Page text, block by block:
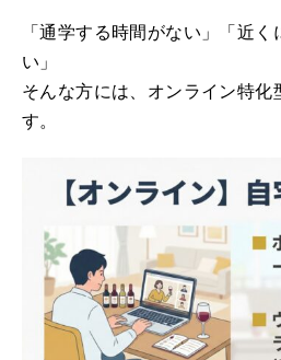
「通学する時間がない」「近
い」
そんな方には、オンライン特化
す。